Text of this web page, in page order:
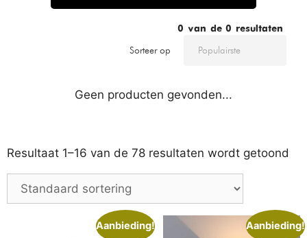
0 van de 0 resultaten
Sorteer op
Geen producten gevonden...
Resultaat 1–16 van de 78 resultaten wordt getoond
Aanbieding! Aanbieding!